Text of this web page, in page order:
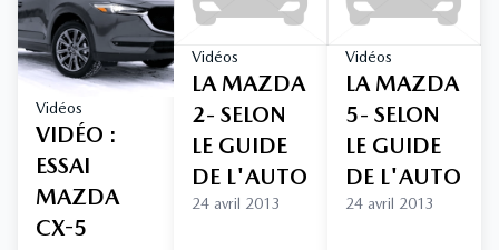
Vidéos
VIDÉO :
ESSAI
MAZDA
CX-5
Vidéos
LA MAZDA
2- SELON
LE GUIDE
DE L'AUTO
24 avril 2013
Vidéos
LA MAZDA
5- SELON
LE GUIDE
DE L'AUTO
24 avril 2013